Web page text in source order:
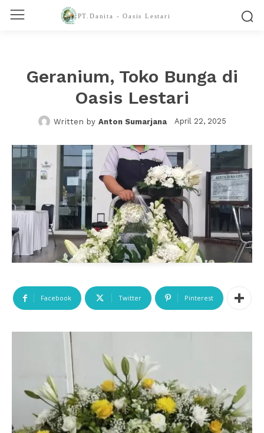
PT.Danita - Oasis Lestari
Geranium, Toko Bunga di
Oasis Lestari
Written by Anton Sumarjana April 22, 2025
Facebook Twitter Pinterest